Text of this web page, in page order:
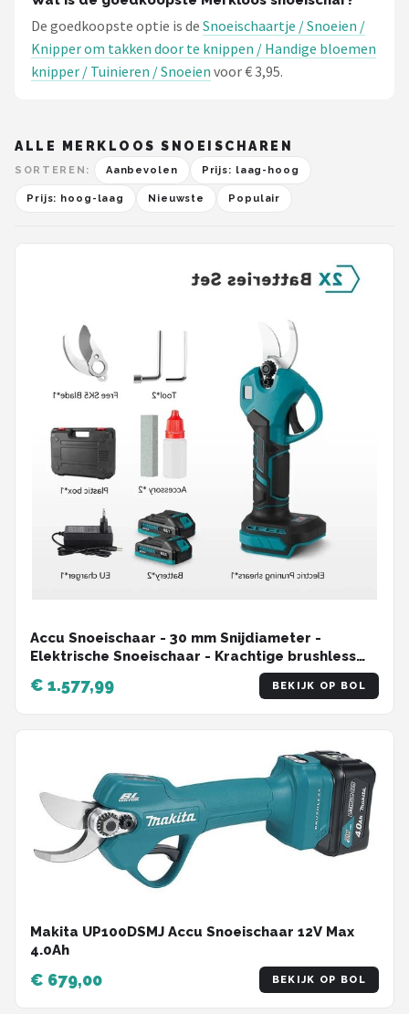
De goedkoopste optie is de Snoeischaartje / Snoeien /
Knipper om takken door te knippen / Handige bloemen
knipper / Tuinieren / Snoeien voor € 3,95.
ALLE MERKLOOS SNOEISCHAREN
SORTEREN: Aanbevolen Prijs: laag-hoog
Prijs: hoog-laag Nieuwste Populair
Accu Snoeischaar - 30 mm Snijdiameter -
Elektrische Snoeischaar - Krachtige brushless
motor - Lichtgewicht en ergonomisch - SK5
Stalen Messen - Voor Tuin - Boomgaard en
Landschapsverzorging - 2 Accu's met 1 Lader
€ 1.577,99 BEKIJK OP BOL
Makita UP100DSMJ Accu Snoeischaar 12V Max
4.0Ah
€ 679,00 BEKIJK OP BOL